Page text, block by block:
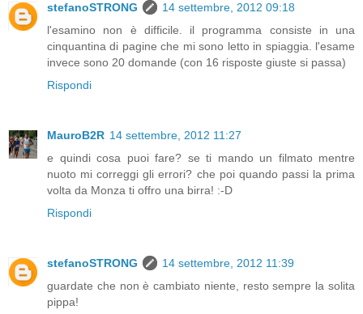
stefanoSTRONG
14 settembre, 2012 09:18
l'esamino non è difficile. il programma consiste in una
cinquantina di pagine che mi sono letto in spiaggia. l'esame
invece sono 20 domande (con 16 risposte giuste si passa)
Rispondi
MauroB2R 14 settembre, 2012 11:27
e quindi cosa puoi fare? se ti mando un filmato mentre
nuoto mi correggi gli errori? che poi quando passi la prima
volta da Monza ti offro una birra! :-D
Rispondi
stefanoSTRONG
14 settembre, 2012 11:39
guardate che non è cambiato niente, resto sempre la solita
pippa!